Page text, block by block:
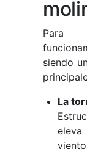
Para
siendo
La
eleva